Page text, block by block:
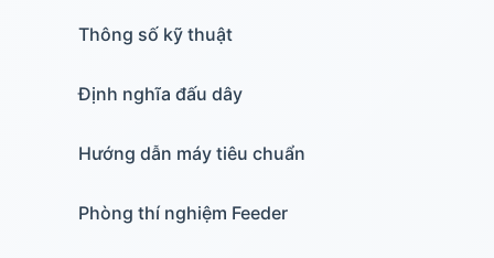
Thông số kỹ thuật
Định nghĩa đấu dây
Hướng dẫn máy tiêu chuẩn
Phòng thí nghiệm Feeder